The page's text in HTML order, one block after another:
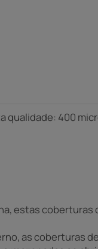
qualidade: 400
estas
as coberturas